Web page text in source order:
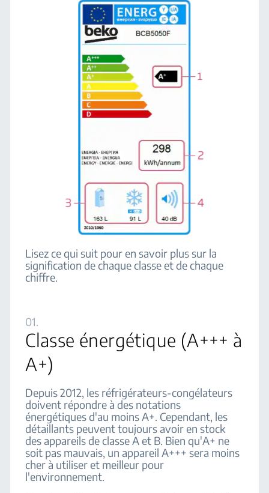
Lisez ce qui suit pour en savoir plus sur la
signification de chaque classe et de chaque
chiffre.
01.
Classe énergétique (A+++ à
A+)
Depuis 2012, les réfrigérateurs-congélateurs
doivent répondre à des notations
énergétiques d'au moins A+. Cependant, les
détaillants peuvent toujours avoir en stock
des appareils de classe A et B. Bien qu'A+ ne
soit pas mauvais, un appareil A+++ sera moins
cher à utiliser et meilleur pour
l'environnement.